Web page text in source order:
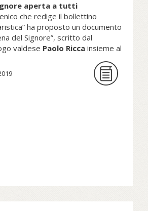
aperta a tutti
che redige il bollettino
ha proposto un documento
del Signore”, scritto dal
valdese Paolo Ricca insieme al
Giovanni Cereti
di essenziale convergenza
del Signore.